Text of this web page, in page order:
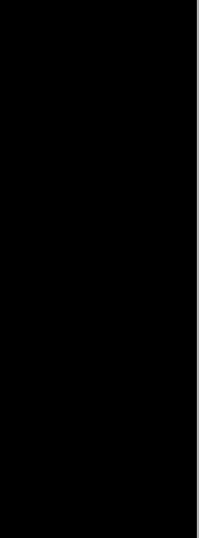
M
Sur: 12
12
Forrest